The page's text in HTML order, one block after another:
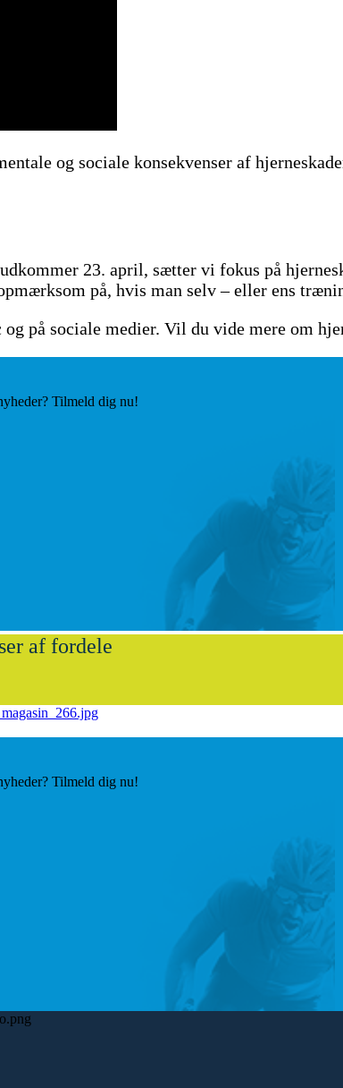
og sociale konsekvenser af
23. april, sætter vi fokus på
på, hvis man selv – eller ens
på sociale medier. Vil du vide mere om
Tilmeld dig nu!
af fordele
Tilmeld dig nu!